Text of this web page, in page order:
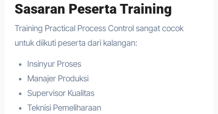
Sasaran Peserta Training
Training Practical Process Control sangat cocok
untuk diikuti peserta dari kalangan:
Insinyur Proses
Manajer Produksi
Supervisor Kualitas
Teknisi Pemeliharaan